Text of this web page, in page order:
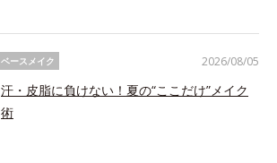
ベースメイク
汗・皮脂に負けない！夏の“ここだけ”メイク
術
2026/08/05